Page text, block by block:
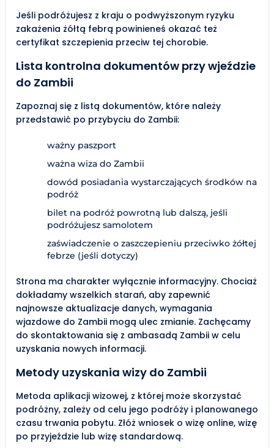
Jeśli podróżujesz z kraju o podwyższonym ryzyku
zakażenia żółtą febrą powinieneś okazać też
certyfikat szczepienia przeciw tej chorobie.
Lista kontrolna dokumentów przy wjeździe
do Zambii
Zapoznaj się z listą dokumentów, które należy
przedstawić po przybyciu do Zambii:
ważny paszport
ważna wiza do Zambii
dowód posiadania wystarczających środków na
podróż
bilet na podróż powrotną lub dalszą, jeśli
podróżujesz samolotem
zaświadczenie o zaszczepieniu przeciwko żółtej
febrze (jeśli dotyczy)
Strona ma charakter wyłącznie informacyjny. Chociaż
dokładamy wszelkich starań, aby zapewnić
najnowsze aktualizacje danych, wymagania
wjazdowe do Zambii mogą ulec zmianie. Zachęcamy
do skontaktowania się z ambasadą Zambii w celu
uzyskania nowych informacji.
Metody uzyskania wizy do Zambii
Metoda aplikacji wizowej, z której może skorzystać
podróżny, zależy od celu jego podróży i planowanego
czasu trwania pobytu. Złóż wniosek o wizę online, wizę
po przyjeździe lub wizę standardową.